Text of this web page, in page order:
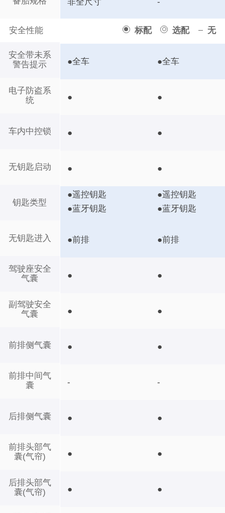
安全性能 标配 选配 无
安全带未系
警告提示
电子防盗系
统
车内中控锁
无钥匙启动
钥匙类型
无钥匙进入
驾驶座安全
气囊
副驾驶安全
气囊
前排侧气囊
前排中间气
囊
后排侧气囊
前排头部气
囊(气帘)
后排头部气
囊(气帘)
●全车 ●全车
● ●
● ●
● ●
●遥控钥匙
●蓝牙钥匙
●遥控钥匙
●蓝牙钥匙
●前排 ●前排
● ●
● ●
● ●
- -
● ●
● ●
● ●